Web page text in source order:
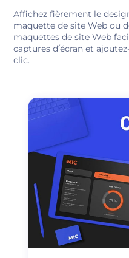
Affichez fièrement le
maquette de site Web ou
maquettes de site Web
captures d՛écran et
clic.